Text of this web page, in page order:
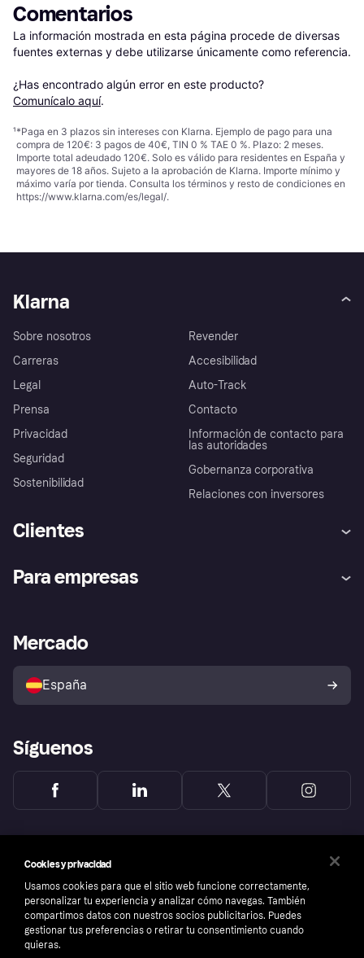
Comentarios
La información mostrada en esta página procede de diversas
fuentes externas y debe utilizarse únicamente como referencia.
¿Has encontrado algún error en este producto?
Comunícalo aquí.
¹*Paga en 3 plazos sin intereses con Klarna. Ejemplo de pago para una
compra de 120€: 3 pagos de 40€, TIN 0 % TAE 0 %. Plazo: 2 meses.
Importe total adeudado 120€. Solo es válido para residentes en España y
mayores de 18 años. Sujeto a la aprobación de Klarna. Importe mínimo y
máximo varía por tienda. Consulta los términos y resto de condiciones en
https://www.klarna.com/es/legal/.
Klarna
Sobre nosotros
Carreras
Legal
Prensa
Privacidad
Seguridad
Sostenibilidad
Revender
Accesibilidad
Auto-Track
Contacto
Información de contacto para
las autoridades
Gobernanza corporativa
Relaciones con inversores
Clientes
Inicio de sesión
Directorio de tiendas
Política de protección al
comprador de Klarna
Reclamaciones
Para empresas
Acceso empresas
Mercado
España
Síguenos
Cookies y privacidad
Usamos cookies para que el sitio web funcione correctamente,
personalizar tu experiencia y analizar cómo navegas. También
compartimos datos con nuestros socios publicitarios. Puedes
gestionar tus preferencias o retirar tu consentimiento cuando
quieras.